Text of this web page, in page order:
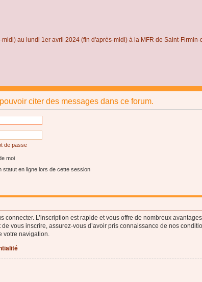
au lundi 1er avril 2024 (fin d'après-midi) à la MFR de Saint-Firmin-
citer des messages dans ce forum.
de passe
moi
statut en ligne lors de cette session
connecter. L’inscription est rapide et vous offre de nombreux
vous inscrire, assurez-vous d’avoir pris connaissance de nos
votre navigation.